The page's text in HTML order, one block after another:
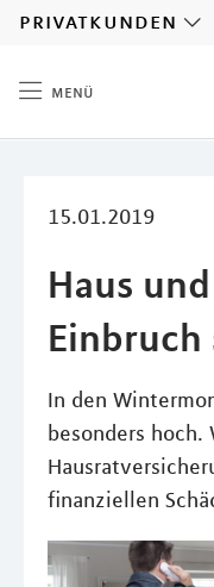
privatkunden
menü
15.01.2019
Haus
Einbruch
In den
besonders
finanziellen